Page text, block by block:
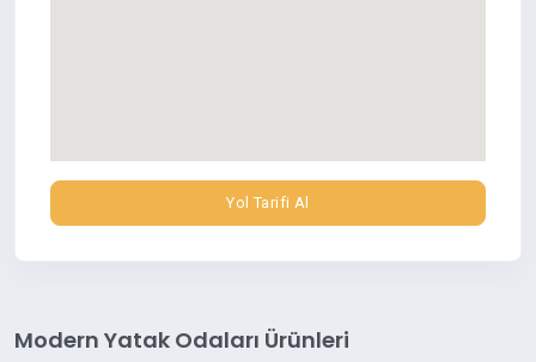
Yol Tarifi Al
Modern Yatak Odaları Ürünleri